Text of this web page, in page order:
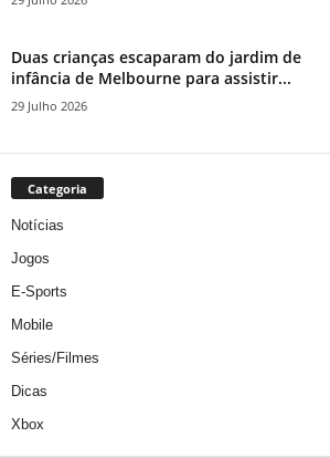
Duas crianças escaparam do jardim de
infância de Melbourne para assistir...
29 Julho 2026
Categoria
Notícias
Jogos
E-Sports
Mobile
Séries/Filmes
Dicas
Xbox